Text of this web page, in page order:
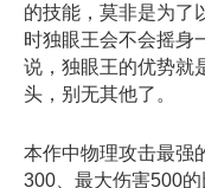
的技能，莫非是为了
时独眼王会不会摇身
说，独眼王的优势就
头，别无其他了。
本作中物理攻击最强
300、最大伤害500